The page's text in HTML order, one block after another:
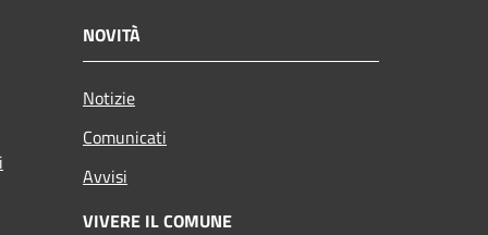
NOVITÀ
Notizie
Comunicati
Avvisi
VIVERE IL COMUNE